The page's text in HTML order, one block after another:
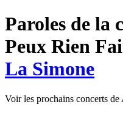
Paroles de la
Peux Rien
La Simone
Voir les prochains concerts